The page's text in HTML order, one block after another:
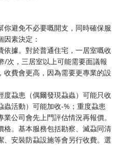
你避免不必要嘅開支，同時確保服
素決定：
依據。對於普通住宅，一居室嘅收
/次，三居室以上可能需要面議報
費會更高，因為需要更專業的設
度蝨患（偶爾發現蝨蟲）可能只收
活動）可能加收-%；重度蝨患
業公司會先上門評估情況再報價。
格。基本服務包括勘察、滅蝨同清
安裝防蝨設施等會另行收費。選